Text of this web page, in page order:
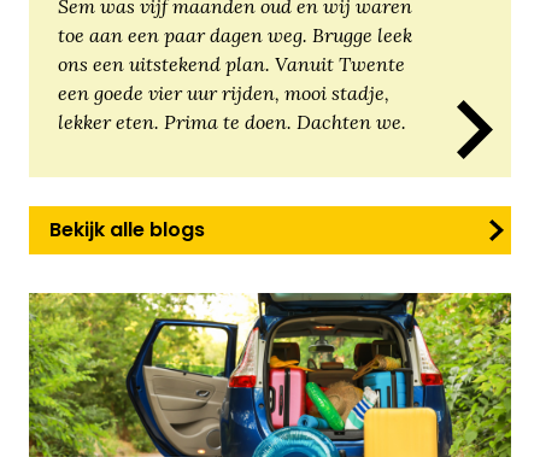
Sem was vijf maanden oud en wij waren
toe aan een paar dagen weg. Brugge leek
ons een uitstekend plan. Vanuit Twente
een goede vier uur rijden, mooi stadje,
lekker eten. Prima te doen. Dachten we.
Bekijk alle blogs